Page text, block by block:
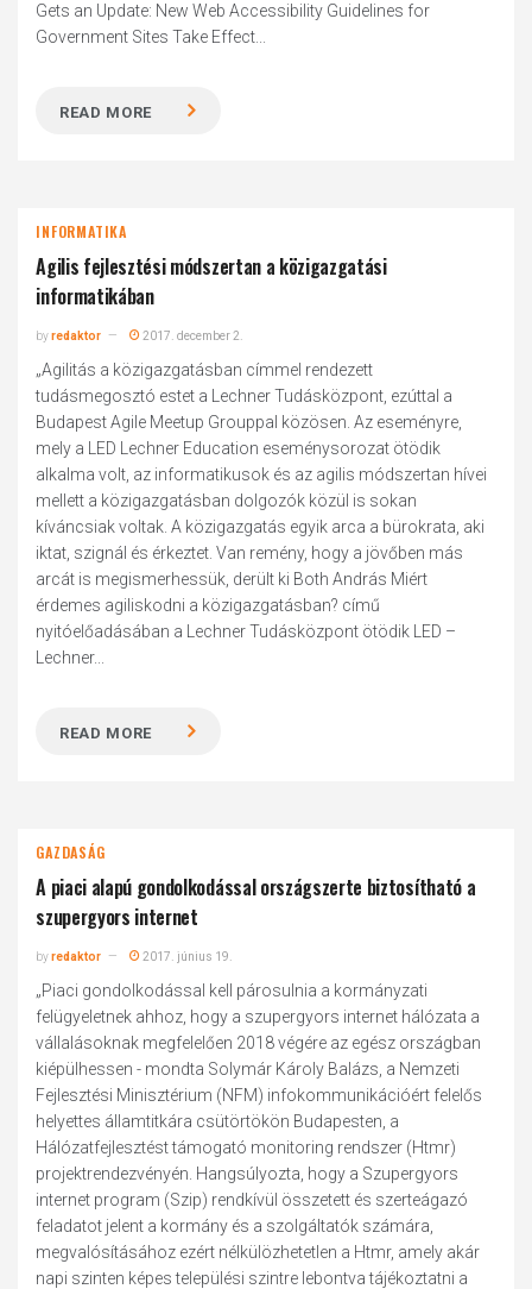
Gets an Update: New Web Accessibility Guidelines for
Government Sites Take Effect...
READ MORE
INFORMATIKA
Agilis fejlesztési módszertan a közigazgatási
informatikában
byredaktor 2017. december 2.
„Agilitás a közigazgatásban címmel rendezett
tudásmegosztó estet a Lechner Tudásközpont, ezúttal a
Budapest Agile Meetup Grouppal közösen. Az eseményre,
mely a LED Lechner Education eseménysorozat ötödik
alkalma volt, az informatikusok és az agilis módszertan hívei
mellett a közigazgatásban dolgozók közül is sokan
kíváncsiak voltak. A közigazgatás egyik arca a bürokrata, aki
iktat, szignál és érkeztet. Van remény, hogy a jövőben más
arcát is megismerhessük, derült ki Both András Miért
érdemes agiliskodni a közigazgatásban? című
nyitóelőadásában a Lechner Tudásközpont ötödik LED –
Lechner...
READ MORE
GAZDASÁG
A piaci alapú gondolkodással országszerte biztosítható a
szupergyors internet
byredaktor 2017. június 19.
„Piaci gondolkodással kell párosulnia a kormányzati
felügyeletnek ahhoz, hogy a szupergyors internet hálózata a
vállalásoknak megfelelően 2018 végére az egész országban
kiépülhessen - mondta Solymár Károly Balázs, a Nemzeti
Fejlesztési Minisztérium (NFM) infokommunikációért felelős
helyettes államtitkára csütörtökön Budapesten, a
Hálózatfejlesztést támogató monitoring rendszer (Htmr)
projektrendezvényén. Hangsúlyozta, hogy a Szupergyors
internet program (Szip) rendkívül összetett és szerteágazó
feladatot jelent a kormány és a szolgáltatók számára,
megvalósításához ezért nélkülözhetetlen a Htmr, amely akár
napi szinten képes települési szintre lebontva tájékoztatni a